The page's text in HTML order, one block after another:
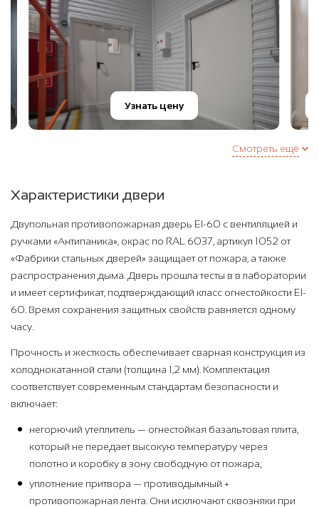
Узнать цену
Смотреть ещё
Характеристики двери
Двупольная противопожарная дверь EI-60 с вентиляцией и
ручками «Антипаника», окрас по RAL 6037, артикул 1052 от
«Фабрики стальных дверей» защищает от пожара, а также
распространения дыма. Дверь прошла тесты в в лаборатории
и имеет сертификат, подтверждающий класс огнестойкости EI-
60. Время сохранения защитных свойств равняется одному
часу.
Прочность и жесткость обеспечивает сварная конструкция из
холоднокатанной стали (толщина 1,2 мм). Комплектация
соответствует современным стандартам безопасности и
включает:
негорючий утеплитель — огнестойкая базальтовая плита,
который не передает высокую температуру через
полотно и коробку в зону свободную от пожара;
уплотнение притвора — противодымный +
противопожарная лента. Они исключают сквозняки при